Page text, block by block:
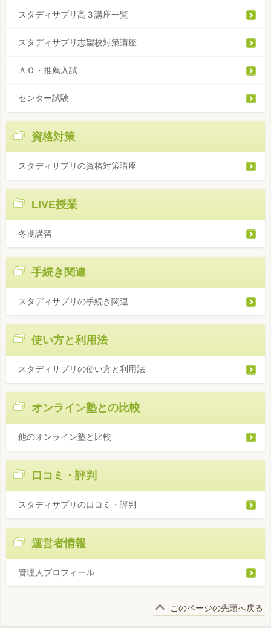
このページの先頭へ戻る
スタディサプリ高３講座一覧
スタディサプリ志望校対策講座
ＡＯ・推薦入試
センター試験
資格対策
スタディサプリの資格対策講座
LIVE授業
冬期講習
手続き関連
スタディサプリの手続き関連
使い方と利用法
スタディサプリの使い方と利用法
オンライン塾との比較
他のオンライン塾と比較
口コミ・評判
スタディサプリの口コミ・評判
運営者情報
管理人プロフィール